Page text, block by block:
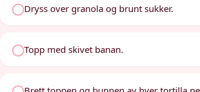
Dryss over granola og brunt sukker.
Topp med skivet banan.